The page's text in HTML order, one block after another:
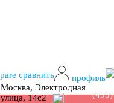
сравнить профиль
Москва, Электродная
улица, 14с2
(495)